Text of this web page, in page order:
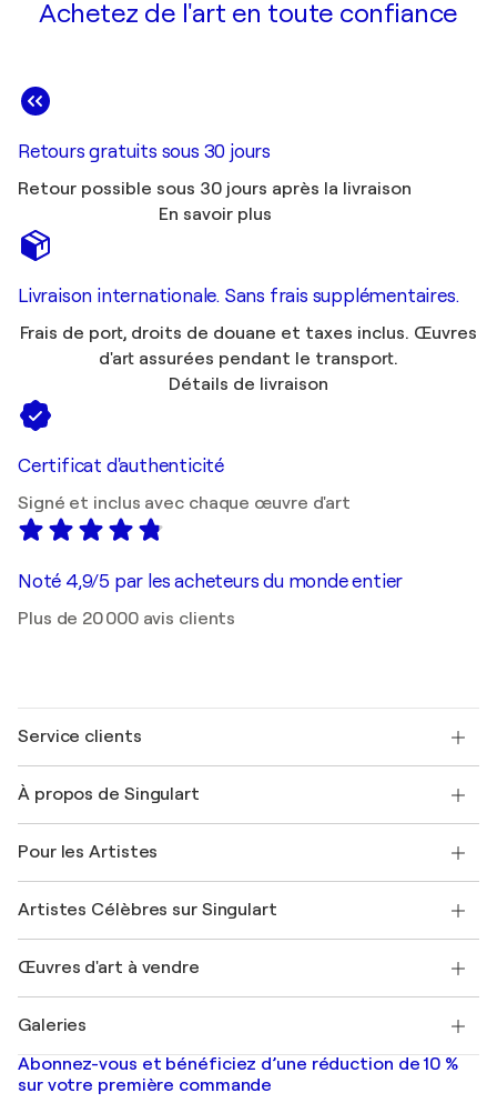
Achetez de l'art en toute confiance
Retours gratuits sous 30 jours
Retour possible sous 30 jours après la livraison
En savoir plus
Livraison internationale. Sans frais supplémentaires.
Frais de port, droits de douane et taxes inclus. Œuvres
d'art assurées pendant le transport.
Détails de livraison
Certificat d'authenticité
Signé et inclus avec chaque œuvre d'art
Noté 4,9/5 par les acheteurs du monde entier
Plus de 20 000 avis clients
Service clients
Expédition
Offrir une carte cadeau
Rejoignez notre programme commercial
Mon compte
+33 1 76 44 06 42
À propos de Singulart
FAQ
Magazine Singulart
Emplois
Découvrez une sélection d'art original
Pour les Artistes
Se connecter en tant qu'Artiste
Artistes Célèbres sur Singulart
Marc Chagall
Banksy
Mr. Brainwash
Shepard Fairey
Œuvres d'art à vendre
Tableaux abstraits à vendre
Peintures de paysage
Estampes
Galeries
Galeries d'art en France
Galeries d'art en Belgique
Abonnez-vous et bénéficiez d’une réduction de 10 %
sur votre première commande